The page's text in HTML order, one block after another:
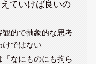
ていけば良いの
的で抽象的な思考
けではない
なにものにも拘ら